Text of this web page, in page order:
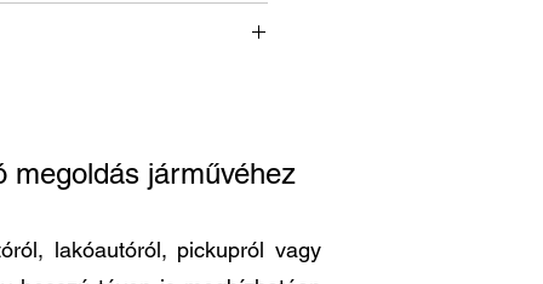
megoldás járművéhez
lakóautóról, pickupról vagy